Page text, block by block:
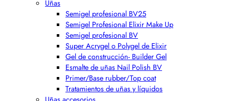
Uñas
Semigel profesional BV25
Semigel Profesional Elixir Make Up
Semigel profesional BV
Super Acrygel o Polygel de Elixir
Gel de construcción- Builder Gel
Esmalte de uñas Nail Polish BV
Primer/Base rubber/Top coat
Tratamientos de uñas y líquidos